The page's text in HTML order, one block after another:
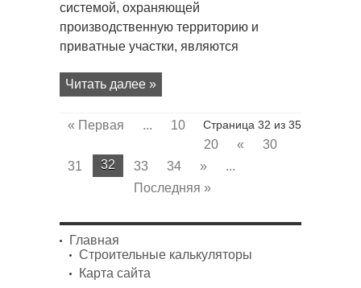
поворотных
системой, охраняющей
производственную территорию и
приватные участки, являются
Читать далее »
Страница 32 из 35
« Первая ...
10
20
«
30
31
32 33 34 »
...
Последняя »
Главная
Строительные калькуляторы
Карта сайта